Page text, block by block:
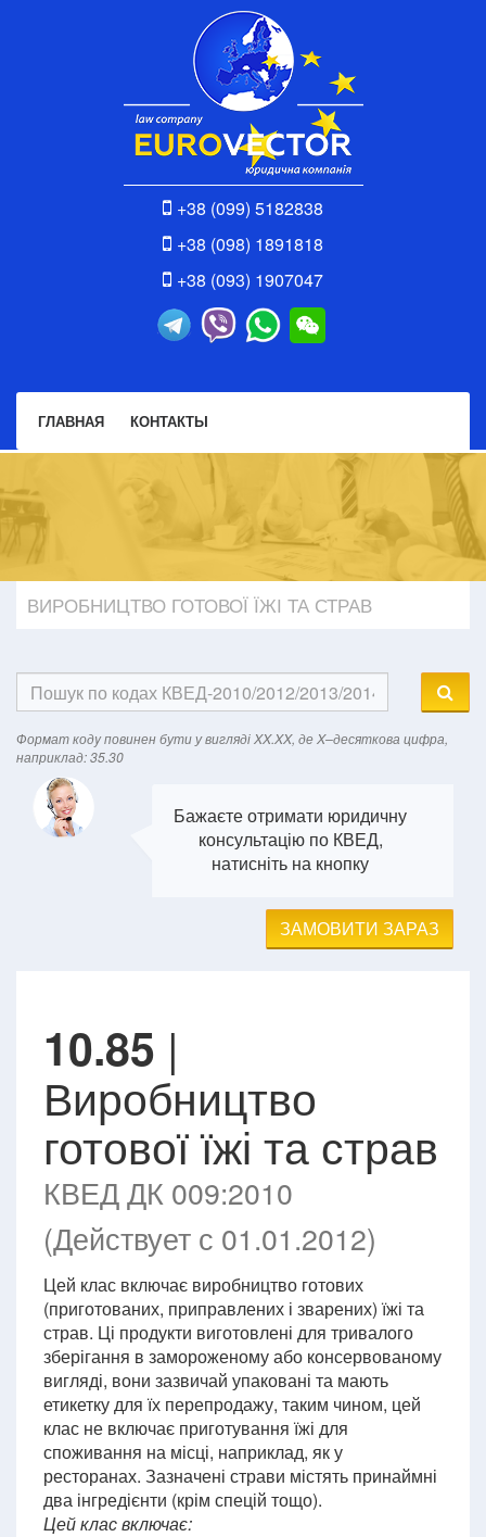
+38 (099) 5182838
+38 (098) 1891818
+38 (093) 1907047
ГЛАВНАЯ КОНТАКТЫ
ВИРОБНИЦТВО ГОТОВОЇ ЇЖІ ТА СТРАВ
Формат кодy повинен бути у вигляді XX.XX, де X–десяткова цифра,
наприклад: 35.30
Бажаєте отримати юридичну
консультацію по КВЕД,
натисніть на кнопку
ЗАМОВИТИ ЗАРАЗ
10.85 |
Виробництво
готової їжі та страв
КВЕД ДК 009:2010
(Действует с 01.01.2012)
Цей клас включає виробництво готових
(приготованих, приправлених і зварених) їжі та
страв. Ці продукти виготовлені для тривалого
зберігання в замороженому або консервованому
вигляді, вони зазвичай упаковані та мають
етикетку для їх перепродажу, таким чином, цей
клас не включає приготування їжі для
споживання на місці, наприклад, як у
ресторанах. Зазначені страви містять принаймні
два інгредієнти (крім спецій тощо).
Цей клас включає: